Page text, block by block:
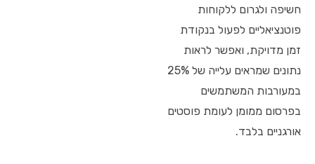
חשיפה ולגרום ללקוחות
פוטנציאליים לפעול בנקודת
זמן מדויקת, ואפשר לראות
נתונים שמראים עלייה של 25%
במעורבות המשתמשים
בפרסום ממומן לעומת פוסטים
אורגניים בלבד.